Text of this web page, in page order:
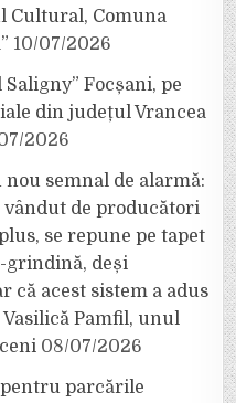
Cultural, Comuna
10/07/2026
Focșani, pe
din județul Vrancea
2026
semnal de alarmă:
de producători
se repune pe tapet
grindină, deși
că acest sistem a adus
Pamfil, unul
08/07/2026
parcările